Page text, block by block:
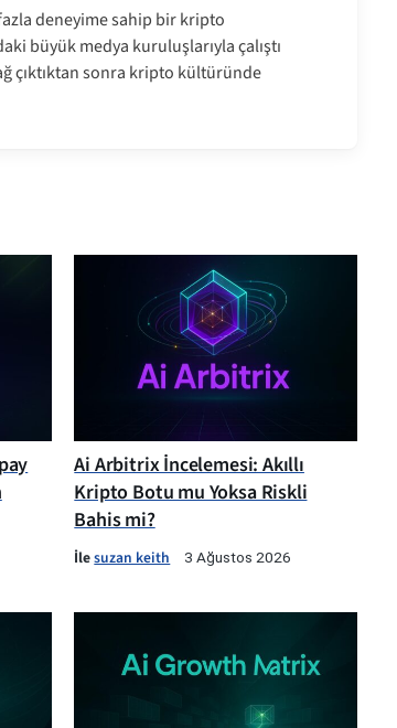
deneyime sahip bir kripto
büyük medya kuruluşlarıyla çalıştı
çıktıktan sonra kripto kültüründe
Ai Arbitrix İncelemesi: Akıllı
Kripto Botu mu Yoksa Riskli
Bahis mi?
İlesuzan keith 3 Ağustos 2026